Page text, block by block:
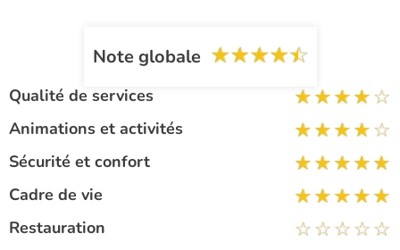
Note globale
Qualité de services
Animations et activités
Sécurité et confort
Cadre de vie
Restauration